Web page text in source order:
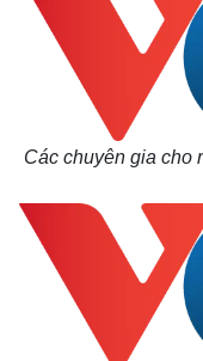
Các chuyên gia cho